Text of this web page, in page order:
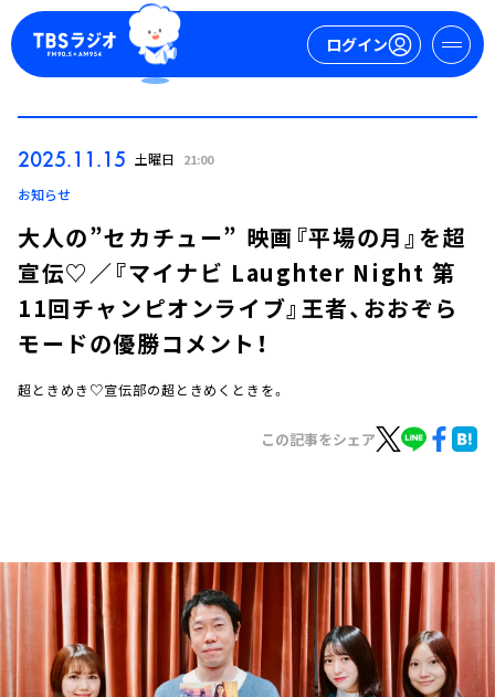
ログイン
今日の番組表
YouTube
会社情報
2025.11.15 土曜日 21:00
お知らせ
大人の”セカチュー” 映画『平場の月』を超
宣伝♡／『マイナビ Laughter Night 第
11回チャンピオンライブ』王者、おおぞら
モードの優勝コメント！
超ときめき♡宣伝部の超ときめくときを。
この記事をシェア